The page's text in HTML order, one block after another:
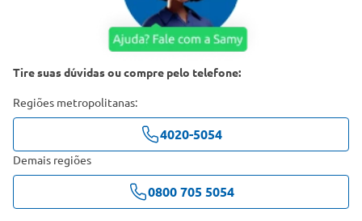
Tire suas dúvidas ou compre pelo telefone:
Regiões metropolitanas:
4020-5054
Demais regiões
0800 705 5054